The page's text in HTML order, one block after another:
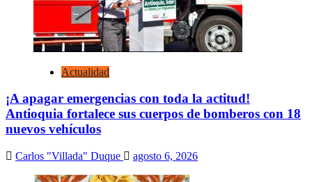
Actualidad
¡A apagar emergencias con toda la actitud!
Antioquia fortalece sus cuerpos de bomberos con 18
nuevos vehículos
Carlos "Villada" Duque agosto 6, 2026